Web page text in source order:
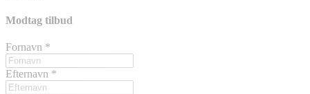
Modtag tilbud
Fornavn *
Efternavn *